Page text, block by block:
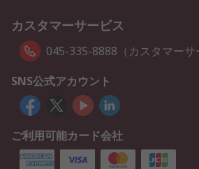
カスタマーサービス
045-335-8888（カスタマーサ
SNS公式アカウント
ご利用可能カード会社